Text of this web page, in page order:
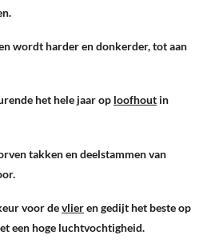
wordt harder en donkerder, tot aan
het hele jaar op loofhout in
takken en deelstammen van
voor devlieren gedijt het beste op
een hoge luchtvochtigheid.